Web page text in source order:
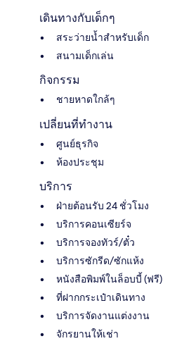
เดินทางกับเด็กๆ
สระว่ายน้ำสำหรับเด็ก
สนามเด็กเล่น
กิจกรรม
ชายหาดใกล้ๆ
เปลี่ยนที่ทำงาน
ศูนย์ธุรกิจ
ห้องประชุม
บริการ
ฝ่ายต้อนรับ 24 ชั่วโมง
บริการคอนเซียร์จ
บริการจองทัวร์/ตั๋ว
บริการซักรีด/ซักแห้ง
หนังสือพิมพ์ในล็อบบี้ (ฟรี)
ที่ฝากกระเป๋าเดินทาง
บริการจัดงานแต่งงาน
จักรยานให้เช่า